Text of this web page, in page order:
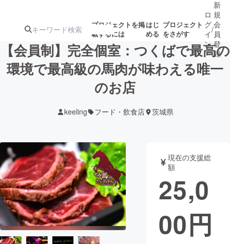
プロジェクトを掲
載するには
はじ
める
プロジェクト
をさがす
注目の新着プロ 募集終了が近いプ
テクノロジー・ガジェット
映像・映画 書籍・雑誌
ビジネス・起業 チャレンジ
ロ
グ
イ
ン
/
新
規
会
員
登
録
【会員制】完全個室：つくばで最高の
環境で最高級の馬肉が味わえる唯一
のお店
keeling フード・飲食店 茨城県
現在の支援総
額
25,0
00円